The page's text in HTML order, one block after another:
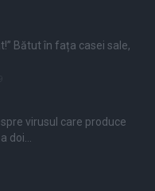
Bătut în fața casei sale,
virusul care produce
doi...